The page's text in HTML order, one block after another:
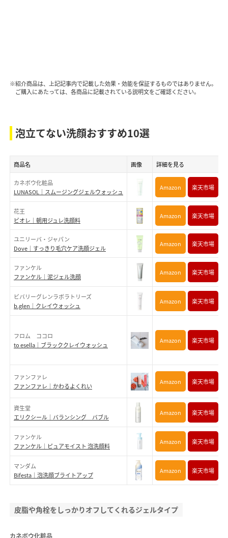
※紹介商品は、上記記事内で記載した効果・効能を保証するものではありません。
ご購入にあたっては、各商品に記載されている説明文をご確認ください。
泡立てない洗顔おすすめ10選
商品名 画像 詳細を見る
カネボウ化粧品
LUNASOL｜スムージングジェルウォッシュ
Amazon 楽天市場
花王
ビオレ｜朝用ジュレ洗顔料
Amazon 楽天市場
ユニリーバ・ジャパン
Dove｜すっきり毛穴ケア洗顔ジェル
Amazon 楽天市場
ファンケル
ファンケル｜泥ジェル洗顔
Amazon 楽天市場
ビバリーグレンラボラトリーズ
b.glen｜クレイウォッシュ
Amazon 楽天市場
フロム ココロ
to esella｜ブラッククレイウォッシュ
Amazon 楽天市場
ファンファレ
ファンファレ｜かわるよくれい
Amazon 楽天市場
資生堂
エリクシール｜バランシング バブル
Amazon 楽天市場
ファンケル
ファンケル｜ピュアモイスト 泡洗顔料
Amazon 楽天市場
マンダム
Bifesta｜泡洗顔ブライトアップ
Amazon 楽天市場
皮脂や角栓をしっかりオフしてくれるジェルタイプ
カネボウ化粧品